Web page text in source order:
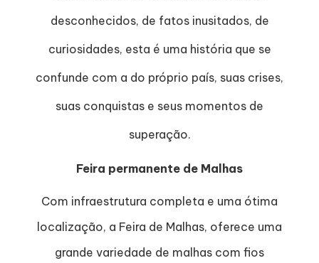
desconhecidos, de fatos inusitados, de
curiosidades, esta é uma história que se
confunde com a do próprio país, suas crises,
suas conquistas e seus momentos de
superação.
Feira permanente de Malhas
Com infraestrutura completa e uma ótima
localização, a Feira de Malhas, oferece uma
grande variedade de malhas com fios